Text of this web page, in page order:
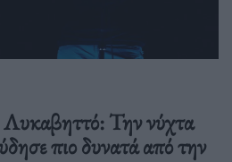
Την νύχτα
πιο δυνατά από την